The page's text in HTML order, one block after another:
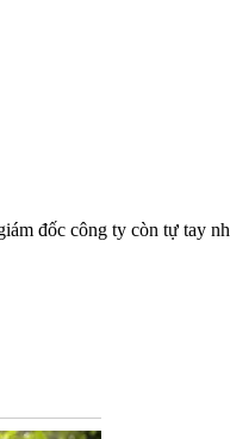
đốc công ty còn tự tay